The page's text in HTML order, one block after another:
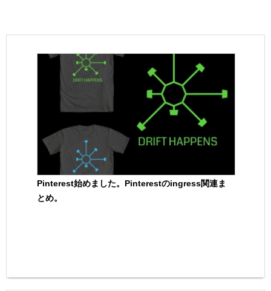
Pinterest始めました。Pinterestのingress関連ま
とめ。